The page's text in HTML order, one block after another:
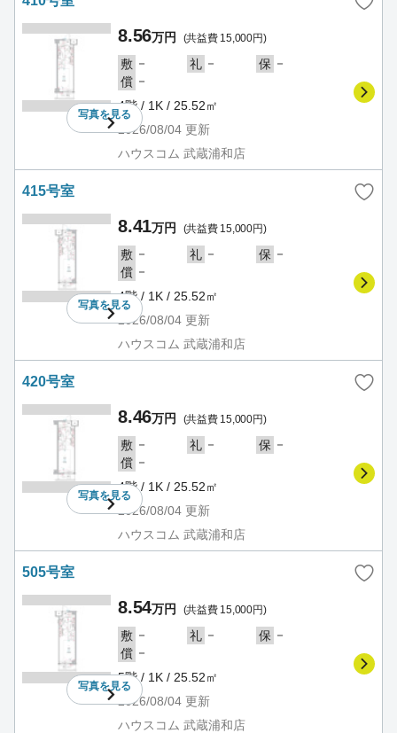
写真を見る
8.56万円 (共益費 15,000円)
敷 － 礼 － 保 －
償 －
4階 / 1K / 25.52㎡
2026/08/04 更新
ハウスコム 武蔵浦和店
415号室
写真を見る
8.41万円 (共益費 15,000円)
敷 － 礼 － 保 －
償 －
4階 / 1K / 25.52㎡
2026/08/04 更新
ハウスコム 武蔵浦和店
420号室
写真を見る
8.46万円 (共益費 15,000円)
敷 － 礼 － 保 －
償 －
4階 / 1K / 25.52㎡
2026/08/04 更新
ハウスコム 武蔵浦和店
505号室
写真を見る
8.54万円 (共益費 15,000円)
敷 － 礼 － 保 －
償 －
5階 / 1K / 25.52㎡
2026/08/04 更新
ハウスコム 武蔵浦和店